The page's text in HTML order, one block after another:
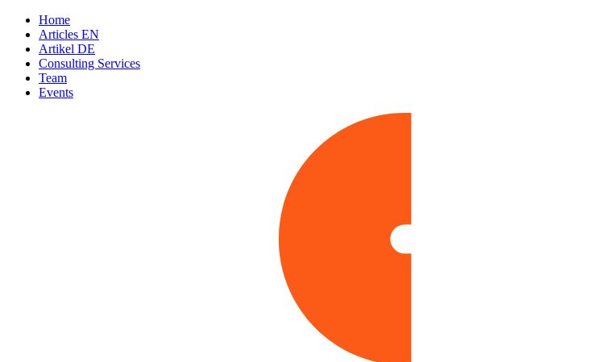
Home
Articles EN
Artikel DE
Consulting Services
Team
Events